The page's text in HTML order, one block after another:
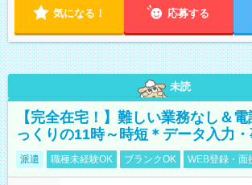
気になる！ 応募する
未読
【完全在宅！】難しい業務なし＆
っくりの11時～時短＊データ入力
派遣 職種未経験OK ブランクOK WEB登録・面